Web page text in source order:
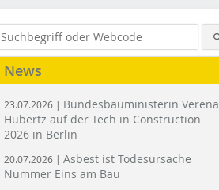
News
23.07.2026 | Bundesbauministerin Verena
Hubertz auf der Tech in Construction
2026 in Berlin
20.07.2026 | Asbest ist Todesursache
Nummer Eins am Bau